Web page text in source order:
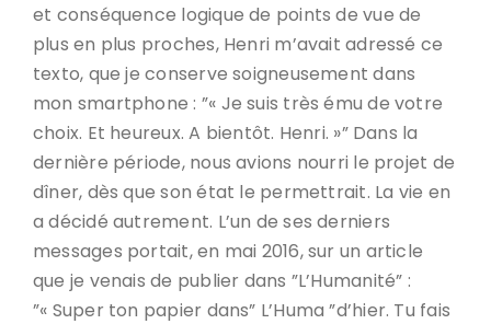
et conséquence logique de points de vue de
plus en plus proches, Henri m’avait adressé ce
texto, que je conserve soigneusement dans
mon smartphone : ”« Je suis très ému de votre
choix. Et heureux. A bientôt. Henri. »” Dans la
dernière période, nous avions nourri le projet de
dîner, dès que son état le permettrait. La vie en
a décidé autrement. L’un de ses derniers
messages portait, en mai 2016, sur un article
que je venais de publier dans ”L’Humanité” :
”« Super ton papier dans” L’Huma ”d’hier. Tu fais